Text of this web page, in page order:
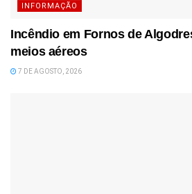
INFORMAÇÃO
Incêndio em Fornos de
meios aéreos
7 DE AGOSTO, 2026